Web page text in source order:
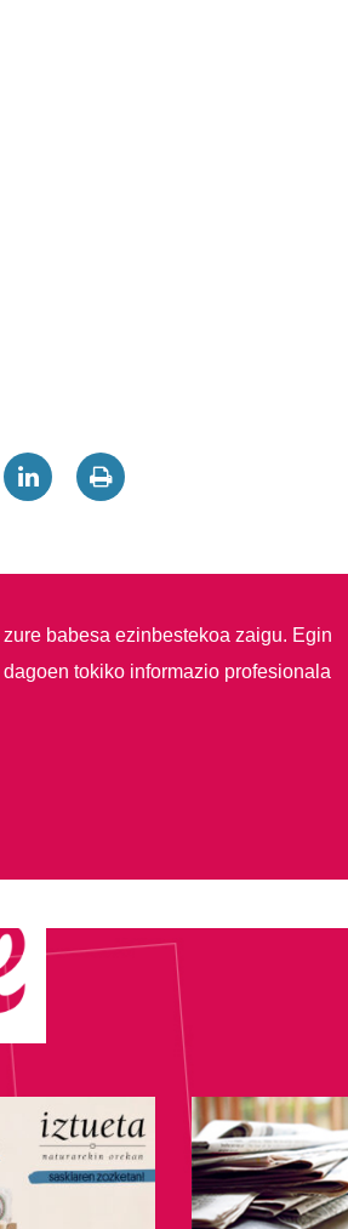
zure babesa ezinbestekoa zaigu. Egin
tokiko informazio profesionala